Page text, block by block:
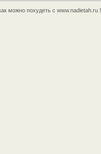
можно похудеть с www.nadietah.ru !